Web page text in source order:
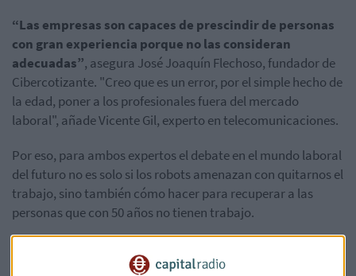
“Las empresas son capaces de prescindir de personas
con gran experiencia porque no las consideran
adecuadas”, asegura José Joaquín Flechoso, fundador de
Cibercotizante. "Creo que es un error, por el simple hecho de
la edad, poner a los profesionales fuera del mercado
laboral", añade Vicente Gil, experto en telecomunicaciones.
Por eso, para ambos expertos el debate en el mundo laboral
del futuro no es solo si los robots amenazan con quitarnos el
trabajo, sino también cómo hacer para recuperar a las
personas que con 50 años no tienen trabajo.